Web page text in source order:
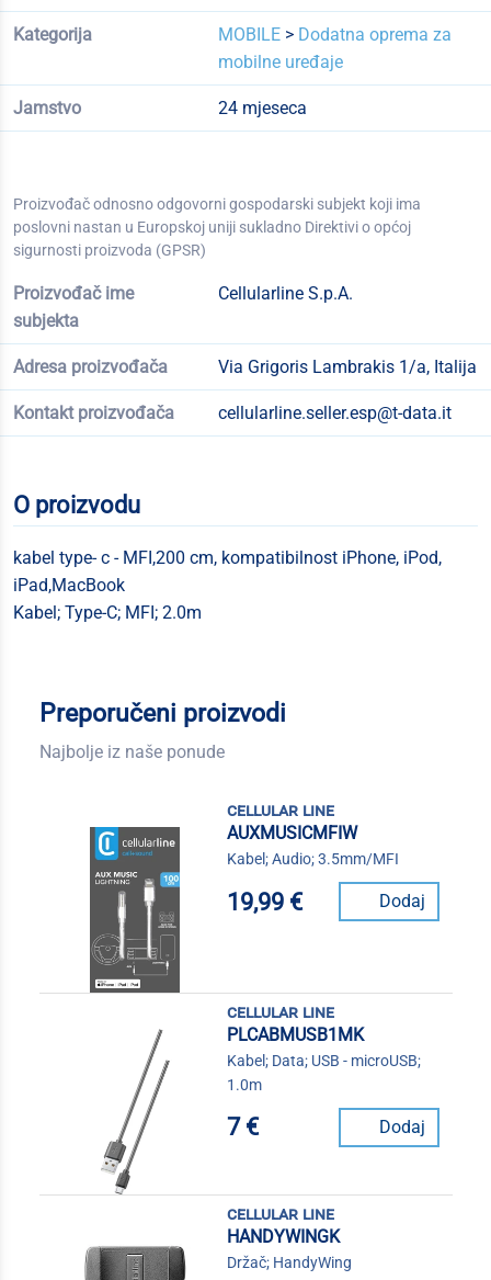
Kategorija MOBILE> Dodatna oprema za
mobilne uređaje
Jamstvo 24 mjeseca
Proizvođač odnosno odgovorni gospodarski subjekt koji ima
poslovni nastan u Europskoj uniji sukladno Direktivi o općoj
sigurnosti proizvoda (GPSR)
Proizvođač ime
subjekta
Cellularline S.p.A.
Adresa proizvođača Via Grigoris Lambrakis 1/a, Italija
Kontakt proizvođača cellularline.seller.esp@t-data.it
O proizvodu
kabel type- c - MFI,200 cm, kompatibilnost iPhone, iPod,
iPad,MacBook
Kabel; Type-C; MFI; 2.0m
Preporučeni proizvodi
Najbolje iz naše ponude
cellular line
AUXMUSICMFIW
Kabel; Audio; 3.5mm/MFI
19,99 € Dodaj
cellular line
PLCABMUSB1MK
Kabel; Data; USB - microUSB;
1.0m
7 € Dodaj
cellular line
HANDYWINGK
Držač; HandyWing